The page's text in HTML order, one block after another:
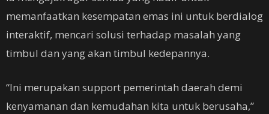
memanfaatkan kesempatan emas ini untuk berdialog
interaktif, mencari solusi terhadap masalah yang
timbul dan yang akan timbul kedepannya.
“Ini merupakan support pemerintah daerah demi
kenyamanan dan kemudahan kita untuk berusaha,”